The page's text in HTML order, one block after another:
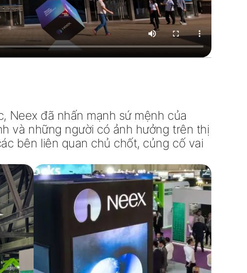
Neex đã nhấn mạnh sứ mệnh của
và những người có ảnh hưởng trên thị
bên liên quan chủ chốt, củng cố vai